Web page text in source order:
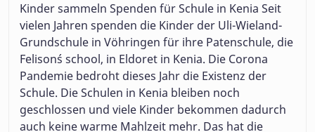
Kinder sammeln Spenden für Schule in Kenia Seit
vielen Jahren spenden die Kinder der Uli-Wieland-
Grundschule in Vöhringen für ihre Patenschule, die
Felison´s school, in Eldoret in Kenia. Die Corona
Pandemie bedroht dieses Jahr die Existenz der
Schule. Die Schulen in Kenia bleiben noch
geschlossen und viele Kinder bekommen dadurch
auch keine warme Mahlzeit mehr. Das hat die